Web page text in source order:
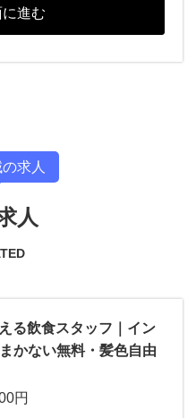
求人
人
る飲食スタッフ｜イン
かない無料・髪色自由
円